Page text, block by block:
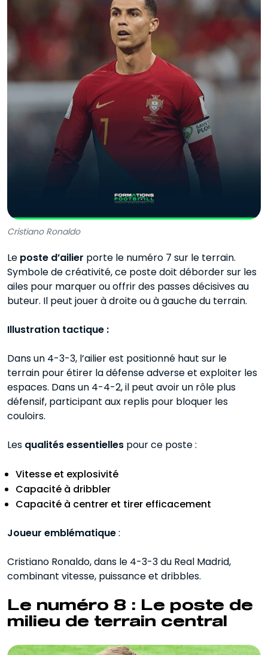
Cristiano Ronaldo
Le poste d’ailier porte le numéro 7 sur le terrain.
Symbole de créativité, ce poste doit déborder sur les
ailes pour marquer ou offrir des passes décisives au
buteur. Il peut jouer à droite ou à gauche du terrain.
Illustration tactique :
Dans un 4-3-3, l’ailier est positionné haut sur le
terrain pour étirer la défense adverse et exploiter les
espaces. Dans un 4-4-2, il peut avoir un rôle plus
défensif, participant aux replis pour bloquer les
couloirs.
Les qualités essentielles pour ce poste :
Vitesse et explosivité
Capacité à dribbler
Capacité à centrer et tirer efficacement
Joueur emblématique:
Cristiano Ronaldo, dans le 4-3-3 du Real Madrid,
combinant vitesse, puissance et dribbles.
Le numéro 8 : Le poste de
milieu de terrain central